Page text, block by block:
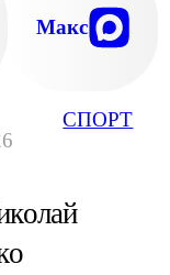
СПОРТ
Макс